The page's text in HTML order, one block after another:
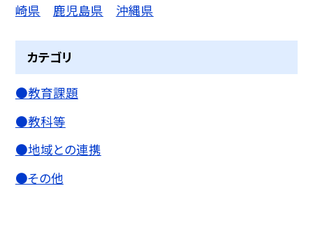
崎県
鹿児島県 沖縄県
カテゴリ
●教育課題
●教科等
●地域との連携
●その他